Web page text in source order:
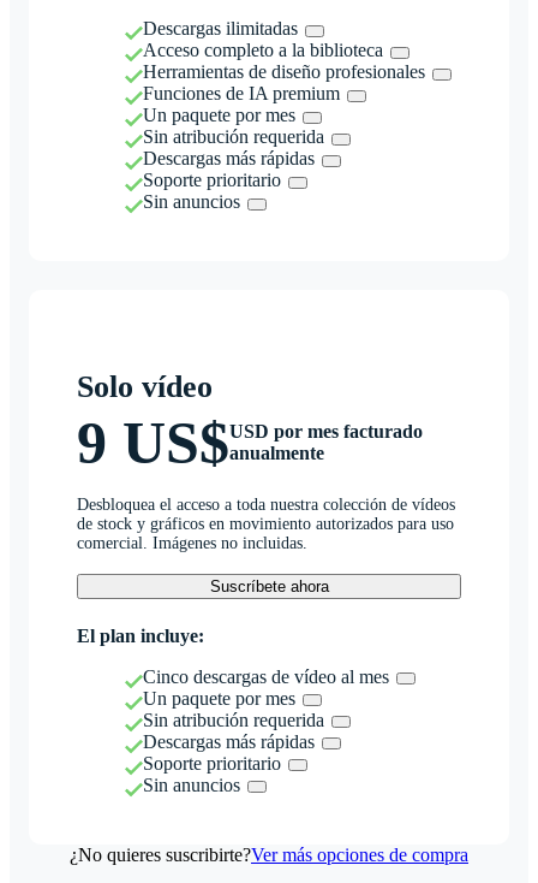
Descargas ilimitadas
Acceso completo a la biblioteca
Herramientas de diseño profesionales
Funciones de IA premium
Un paquete por mes
Sin atribución requerida
Descargas más rápidas
Soporte prioritario
Sin anuncios
Solo vídeo
9 US$USD por mes facturado
anualmente
Desbloquea el acceso a toda nuestra colección de vídeos
de stock y gráficos en movimiento autorizados para uso
comercial. Imágenes no incluidas.
Suscríbete ahora
El plan incluye:
Cinco descargas de vídeo al mes
Un paquete por mes
Sin atribución requerida
Descargas más rápidas
Soporte prioritario
Sin anuncios
¿No quieres suscribirte?Ver más opciones de compra